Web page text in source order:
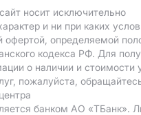
носит исключительно
и ни при каких
офертой, определяемой
кодекса РФ. Для
о наличии и стоимости
пожалуйста,
банком АO «ТБанк».